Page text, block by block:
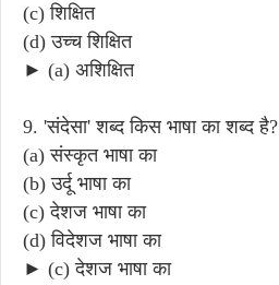
(c) शिक्षित
(d) उच्च शिक्षित
► (a) अशिक्षित
9. 'संदेसा' शब्द किस भाषा का शब्द है?
(a) संस्कृत भाषा का
(b) उर्दू भाषा का
(c) देशज भाषा का
(d) विदेशज भाषा का
► (c) देशज भाषा का